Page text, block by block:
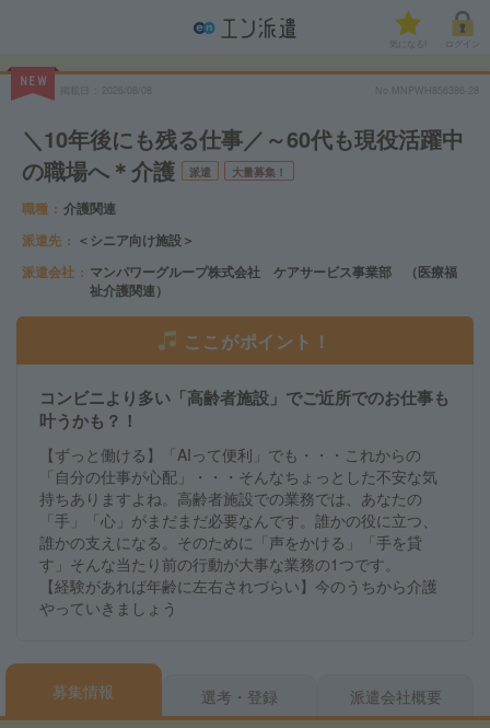
気になる!
NEW
No.MNPWH856386-28
＼10年後にも残る仕事／～60代も現役活躍中
の職場へ＊介護
派遣 大量募集！
職種
介護関連
派遣先
＜シニア向け施設＞
派遣会社
マンパワーグループ株式会社 ケアサービス事業部 （医療福
祉介護関連）
ここがポイント！
コンビニより多い「高齢者施設」でご近所でのお仕事も
叶うかも？！
【ずっと働ける】「AIって便利」でも・・・これからの
「自分の仕事が心配」・・・そんなちょっとした不安な気
持ちありますよね。高齢者施設での業務では、あなたの
「手」「心」がまだまだ必要なんです。誰かの役に立つ、
誰かの支えになる。そのために「声をかける」「手を貸
す」そんな当たり前の行動が大事な業務の1つです。
【経験があれば年齢に左右されづらい】今のうちから介護
やっていきましょう
募集情報 選考・登録 派遣会社概要